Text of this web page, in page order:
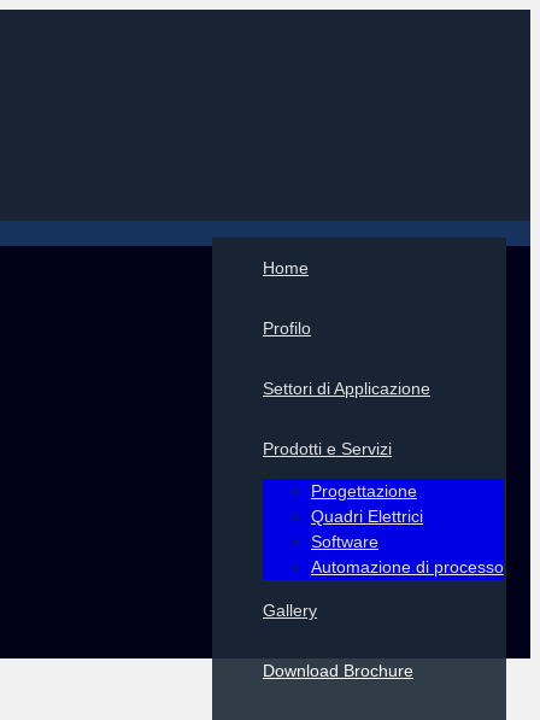
Home
Profilo
Settori di Applicazione
Prodotti e Servizi
Progettazione
Quadri Elettrici
Software
Automazione di processo
Gallery
Download Brochure